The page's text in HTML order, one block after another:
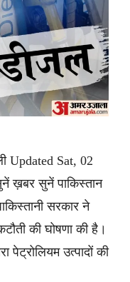
Updated Sat, 02
ख़बर सुनें पाकिस्तान
सरकार ने
की घोषणा की है।
पेट्रोलियम उत्पादों की